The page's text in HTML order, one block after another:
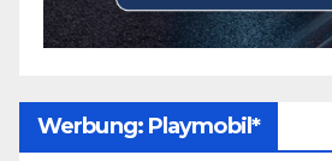
Werbung: Playmobil*